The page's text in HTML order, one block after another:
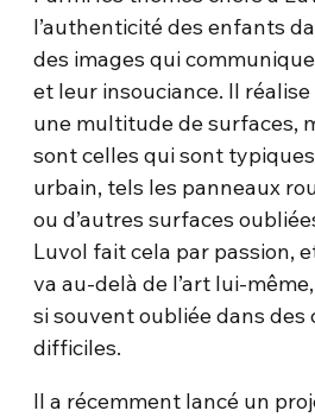
l’authenticité des enfants
des images qui
et leur insouciance. Il
une multitude de surfaces,
sont celles qui sont
urbain, tels les panneaux
ou d’autres surfaces
Luvol fait cela par passion,
va au-delà de l’art lui-
si souvent oubliée dans des
difficiles.
Il a récemment lancé un